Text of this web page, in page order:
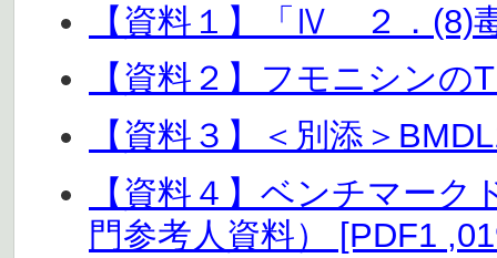
【資料１】「Ⅳ ２．(8)
【資料２】フモニシンの
【資料３】＜別添＞
【資料４】ベンチマー
門参考人資料） [PDF1